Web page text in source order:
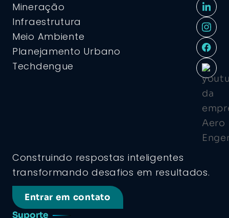
Construindo respostas inteligentes
transformando desafios em resultados.
Entrar em contato
Suporte
Mineração
Infraestrutura
Meio Ambiente
Planejamento Urbano
Techdengue